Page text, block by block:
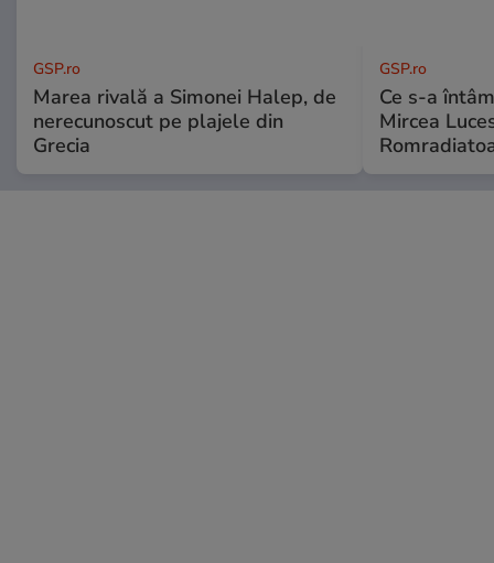
GSP.ro
Marea rivală a Simonei Halep, de
nerecunoscut pe plajele din
Grecia
GSP.ro
Ce s-a
Mircea